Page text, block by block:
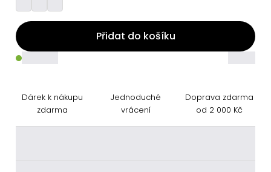
Přidat do košíku
Dárek k nákupu
zdarma
Jednoduché
vrácení
Doprava zdarma
od 2 000 Kč